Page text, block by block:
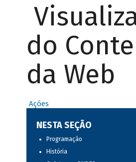
do
da Web
Ações
NESTA SEÇÃO
Programação
História